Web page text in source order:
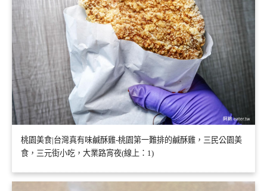
桃園美食|台灣真有味鹹酥雞-桃園第一難排的鹹酥雞，三民公園美
食，三元街小吃，大業路宵夜(線上：1)